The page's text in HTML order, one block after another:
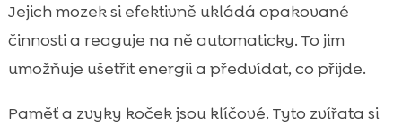
Jejich mozek si efektivně ukládá opakované
činnosti a reaguje na ně automaticky. To jim
umožňuje ušetřit energii a předvídat, co přijde.
Paměť a zvyky koček jsou klíčové. Tyto zvířata si